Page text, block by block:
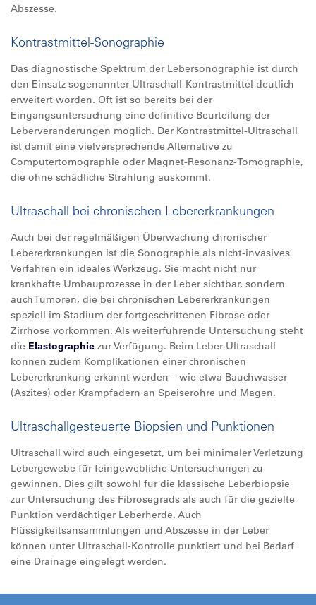
Abszesse.
Kontrastmittel-Sonographie
Das diagnostische Spektrum der Lebersonographie ist durch
den Einsatz sogenannter Ultraschall-Kontrastmittel deutlich
erweitert worden. Oft ist so bereits bei der
Eingangsuntersuchung eine definitive Beurteilung der
Leberveränderungen möglich. Der Kontrastmittel-Ultraschall
ist damit eine vielversprechende Alternative zu
Computertomographie oder Magnet-Resonanz-Tomographie,
die ohne schädliche Strahlung auskommt.
Ultraschall bei chronischen Lebererkrankungen
Auch bei der regelmäßigen Überwachung chronischer
Lebererkrankungen ist die Sonographie als nicht-invasives
Verfahren ein ideales Werkzeug. Sie macht nicht nur
krankhafte Umbauprozesse in der Leber sichtbar, sondern
auch Tumoren, die bei chronischen Lebererkrankungen
speziell im Stadium der fortgeschrittenen Fibrose oder
Zirrhose vorkommen. Als weiterführende Untersuchung steht
die Elastographie zur Verfügung. Beim Leber-Ultraschall
können zudem Komplikationen einer chronischen
Lebererkrankung erkannt werden – wie etwa Bauchwasser
(Aszites) oder Krampfadern an Speiseröhre und Magen.
Ultraschallgesteuerte Biopsien und Punktionen
Ultraschall wird auch eingesetzt, um bei minimaler Verletzung
Lebergewebe für feingewebliche Untersuchungen zu
gewinnen. Dies gilt sowohl für die klassische Leberbiopsie
zur Untersuchung des Fibrosegrads als auch für die gezielte
Punktion verdächtiger Leberherde. Auch
Flüssigkeitsansammlungen und Abszesse in der Leber
können unter Ultraschall-Kontrolle punktiert und bei Bedarf
eine Drainage eingelegt werden.